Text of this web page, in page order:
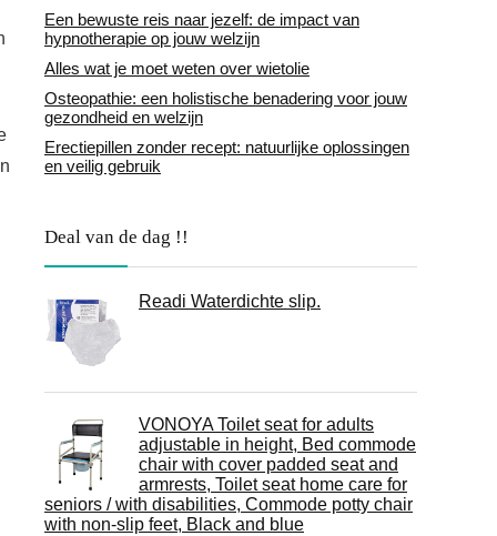
Een bewuste reis naar jezelf: de impact van
hypnotherapie op jouw welzijn
Alles wat je moet weten over wietolie
Osteopathie: een holistische benadering voor jouw
gezondheid en welzijn
Erectiepillen zonder recept: natuurlijke oplossingen
en veilig gebruik
Deal van de dag !!
Readi Waterdichte slip.
VONOYA Toilet seat for adults
adjustable in height, Bed commode
chair with cover padded seat and
armrests, Toilet seat home care for
seniors / with disabilities, Commode potty chair
with non-slip feet, Black and blue